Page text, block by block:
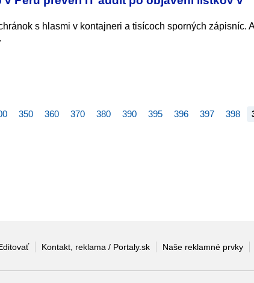
s hlasmi v kontajneri a tisícoch sporných zápisníc.
350 360 370 380 390 395 396 397 398
Kontakt, reklama / Portaly.sk Naše reklamné prvky